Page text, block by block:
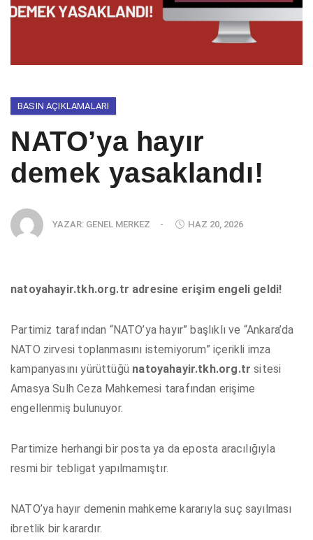
BASIN AÇIKLAMALARI
NATO’ya hayır
demek yasaklandı!
YAZAR: GENEL MERKEZ - HAZ 20, 2026
natoyahayir.tkh.org.tr adresine erişim engeli geldi!
Partimiz tarafından “NATO’ya hayır” başlıklı ve “Ankara’da
NATO zirvesi toplanmasını istemiyorum” içerikli imza
kampanyasını yürüttüğü natoyahayir.tkh.org.tr sitesi
Amasya Sulh Ceza Mahkemesi tarafından erişime
engellenmiş bulunuyor.
Partimize herhangi bir posta ya da eposta aracılığıyla
resmi bir tebligat yapılmamıştır.
NATO’ya hayır demenin mahkeme kararıyla suç sayılması
ibretlik bir karardır.